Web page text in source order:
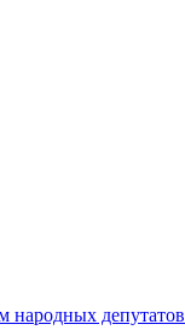
народных депутатов